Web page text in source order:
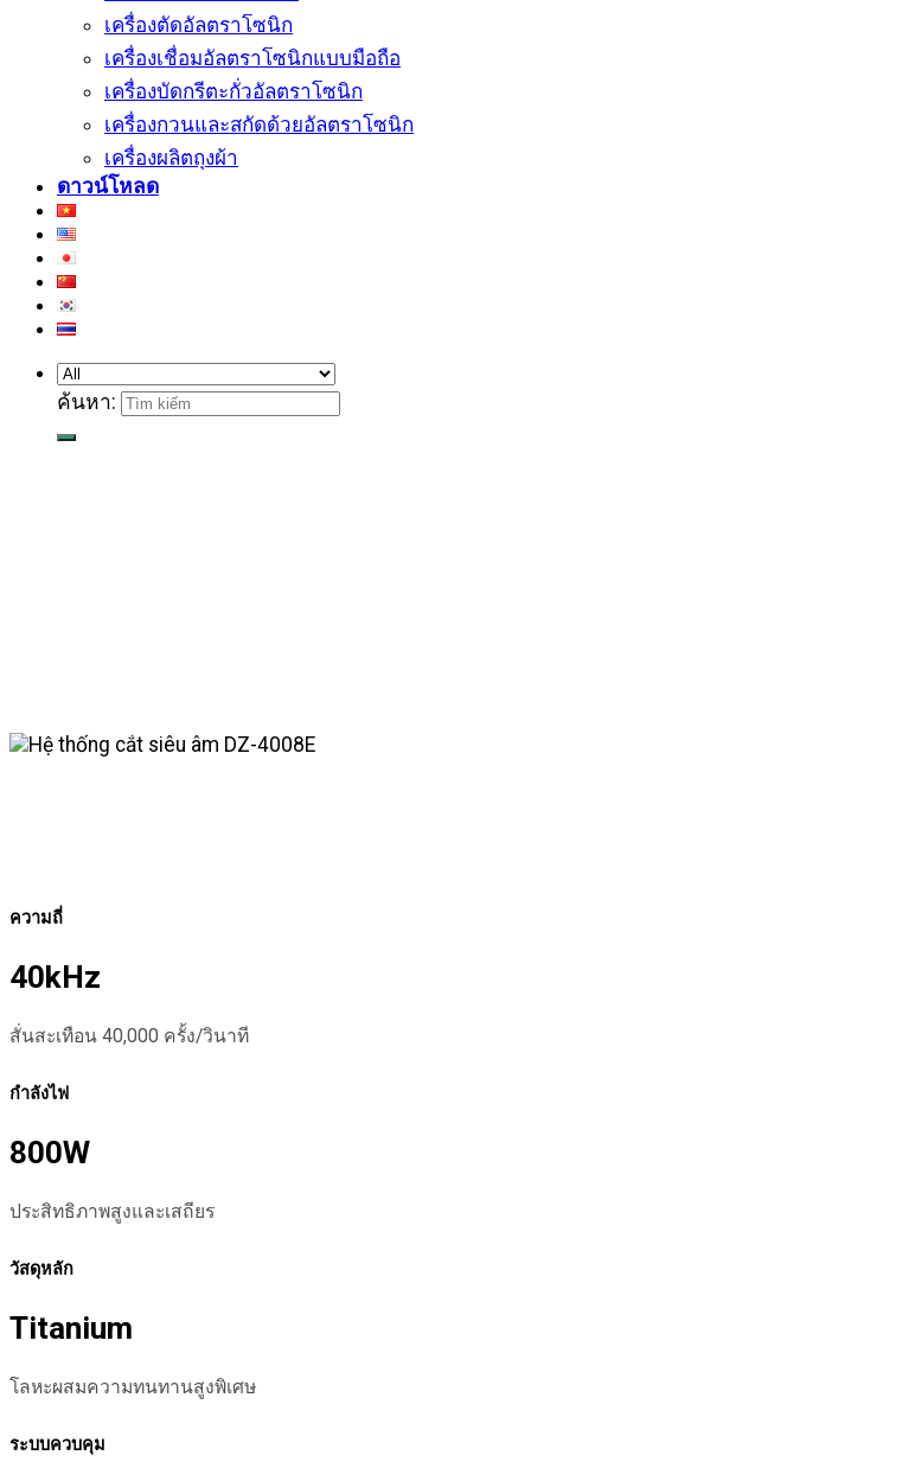
เครื่องตัดอัลตราโซนิก
เครื่องเชื่อมอัลตราโซนิกแบบมือถือ
เครื่องบัดกรีตะกั่วอัลตราโซนิก
เครื่องกวนและสกัดด้วยอัลตราโซนิก
เครื่องผลิตถุงผ้า
ดาวน์โหลด
ค้นหา:
ความถี่
40kHz
สั่นสะเทือน 40,000 ครั้ง/วินาที
กำลังไฟ
800W
ประสิทธิภาพสูงและเสถียร
วัสดุหลัก
Titanium
โลหะผสมความทนทานสูงพิเศษ
ระบบควบคุม